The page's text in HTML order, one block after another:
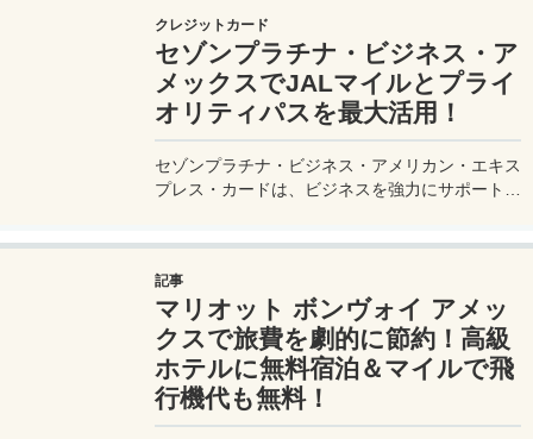
クレジットカード
セゾンプラチナ・ビジネス・ア
メックスでJALマイルとプライ
オリティパスを最大活用！
セゾンプラチナ・ビジネス・アメリカン・エキス
プレス・カードは、ビジネスを強力にサポートす
最適です。初年度の年会費無料も魅力。ステータ
スと実用性を兼ね備えたビジネスカードで、あな
たのビジネスをワンランクアップさせませんか？
記事
マリオット ボンヴォイ アメッ
クスで旅費を劇的に節約！高級
ホテルに無料宿泊＆マイルで飛
行機代も無料！